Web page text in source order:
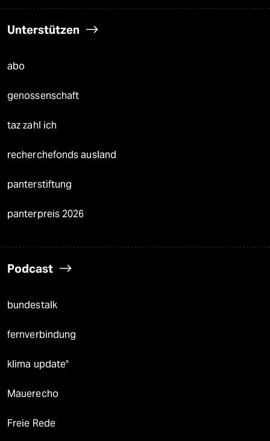
Unterstützen
abo
genossenschaft
taz zahl ich
recherchefonds ausland
panterstiftung
panterpreis 2026
Podcast
bundestalk
fernverbindung
klima update°
Mauerecho
Freie Rede